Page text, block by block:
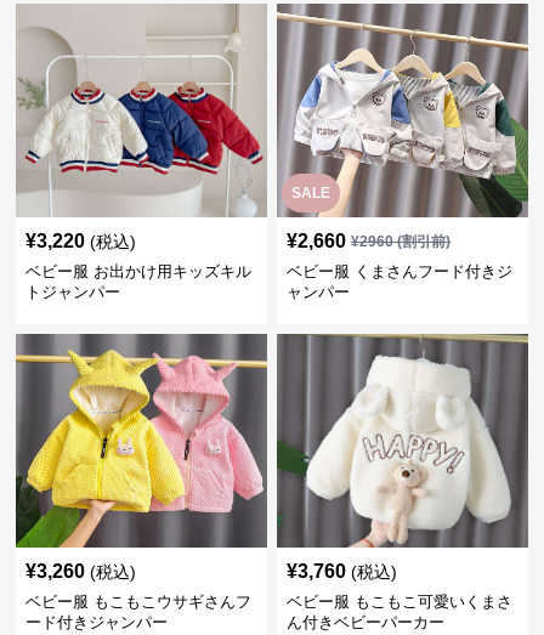
¥3,220 (税込)
ベビー服 お出かけ用キッズキル
トジャンパー
SALE
¥2,660 ¥2960(割引前)
ベビー服 くまさんフード付きジ
ャンパー
¥3,260 (税込)
ベビー服 もこもこウサギさんフ
ード付きジャンパー
¥3,760 (税込)
ベビー服 もこもこ可愛いくまさ
ん付きベビーパーカー